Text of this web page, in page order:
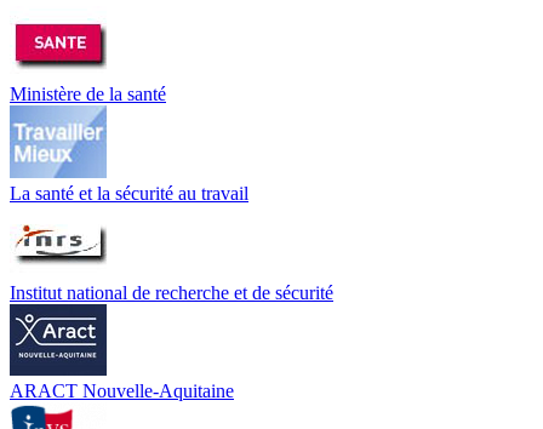
Ministère de la santé
La santé et la sécurité au travail
Institut national de recherche et de sécurité
ARACT Nouvelle-Aquitaine